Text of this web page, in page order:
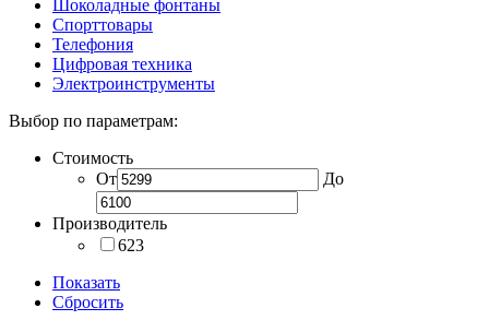
Шоколадные фонтаны
Спорттовары
Телефония
Цифровая техника
Электроинструменты
Выбор по параметрам:
Стоимость
От
До
Производитель
623
Показать
Сбросить